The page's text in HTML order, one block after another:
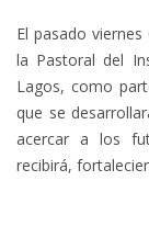
El pasado
la Pastoral del
Lagos, como
que se
acercar a los
recibirá,